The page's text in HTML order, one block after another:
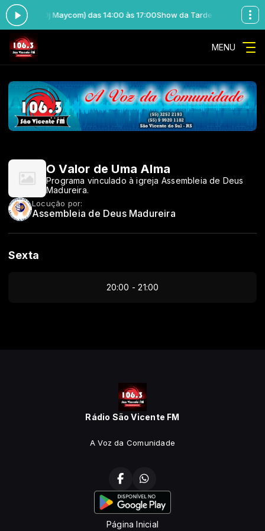
Coelho (Dj Maycom) das 14:00 às 17:00Show da Tarde com Maicom
MENU
O Valor de Uma Alma
Programa vinculado à igreja Assembleia de Deus
Madureira.
Locução por:
Assembleia de Deus Madureira
Sexta
20:00 - 21:00
Rádio São Vicente FM
A Voz da Comunidade
Página Inicial